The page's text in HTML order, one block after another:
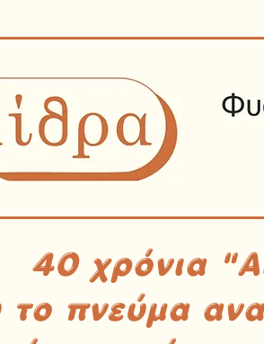
40 χρόνια
το πνεύμα